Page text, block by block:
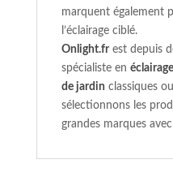
marquent également
l’éclairage ciblé.
Onlight.frest depuis
spécialiste en
de jardin classiques
sélectionnons les
grandes marques